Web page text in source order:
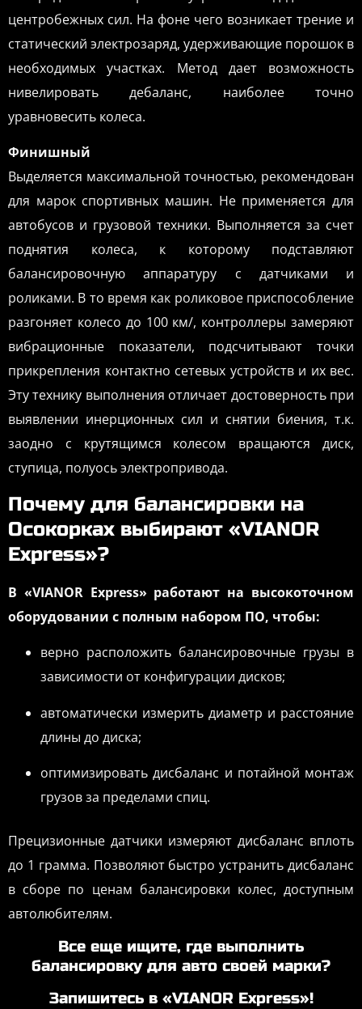
центробежных сил. На фоне чего возникает трение и
статический электрозаряд, удерживающие порошок в
необходимых участках. Метод дает возможность
нивелировать дебаланс, наиболее точно
уравновесить колеса.
Финишный
Выделяется максимальной точностью, рекомендован
для марок спортивных машин. Не применяется для
автобусов и грузовой техники. Выполняется за счет
поднятия колеса, к которому подставляют
балансировочную аппаратуру с датчиками и
роликами. В то время как роликовое приспособление
разгоняет колесо до 100 км/, контроллеры замеряют
вибрационные показатели, подсчитывают точки
прикрепления контактно сетевых устройств и их вес.
Эту технику выполнения отличает достоверность при
выявлении инерционных сил и снятии биения, т.к.
заодно с крутящимся колесом вращаются диск,
ступица, полуось электропривода.
Почему для балансировки на
Осокорках выбирают «VIANOR
Express»?
В «VIANOR Express» работают на высокоточном
оборудовании с полным набором ПО, чтобы:
верно расположить балансировочные грузы в
зависимости от конфигурации дисков;
автоматически измерить диаметр и расстояние
длины до диска;
оптимизировать дисбаланс и потайной монтаж
грузов за пределами спиц.
Прецизионные датчики измеряют дисбаланс вплоть
до 1 грамма. Позволяют быстро устранить дисбаланс
в сборе по ценам балансировки колес, доступным
автолюбителям.
Все еще ищите, где выполнить
балансировку для авто своей марки?
Запишитесь в «VIANOR Express»!